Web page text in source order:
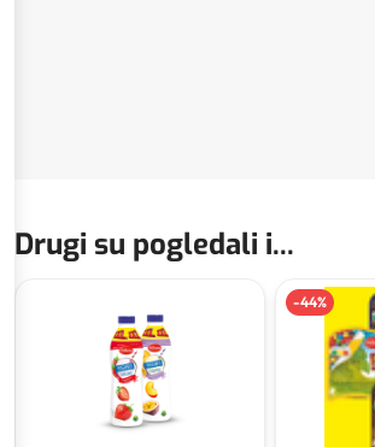
Drugi su pogledali i...
-44%